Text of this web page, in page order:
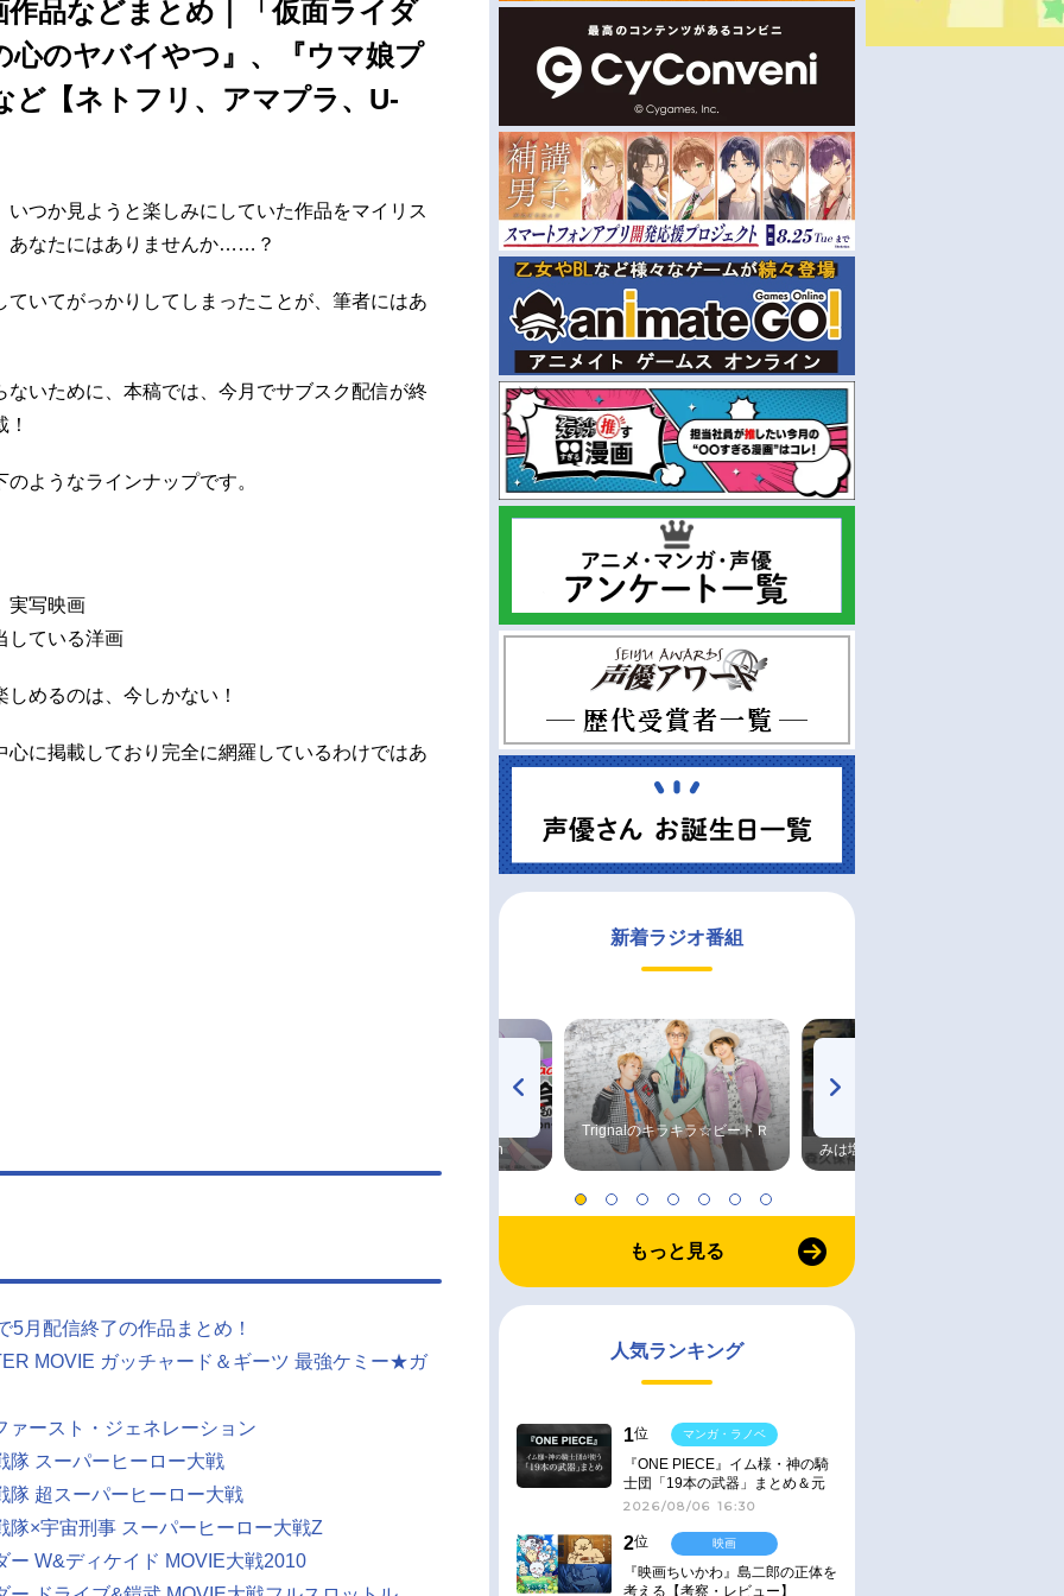
作品などまとめ｜「仮面ライダ
心のヤバイやつ』、『ウマ娘プ
ど【ネトフリ、アマプラ、U-
つか見ようと楽しみにしていた作品をマイリス
あなたにはありませんか……？
いてがっかりしてしまったことが、筆者にはあ
いために、本稿では、今月でサブスク配信が終
ようなラインナップです。
実写映画
している洋画
めるのは、今しかない！
に掲載しており完全に網羅しているわけではあ
5月配信終了の作品まとめ！
MOVIE ガッチャード＆ギーツ 最強ケミー★ガ
ァースト・ジェネレーション
隊 スーパーヒーロー大戦
隊 超スーパーヒーロー大戦
隊×宇宙刑事 スーパーヒーロー大戦Z
ー W&ディケイド MOVIE大戦2010
新着ラジオ番組
radio 大直会 2nd season
Trignalのキラキラ☆ビートＲ
みは塩だけ
もっと見る
人気ランキング
1位
『ONE PIECE』イム様・神の騎
士団「19本の武器」まとめ＆元
ネタ
2026/08/06 16:30
マンガ・ラノベ
2位
『映画ちいかわ』島二郎の正体を
考える【考察・レビュー】
映画